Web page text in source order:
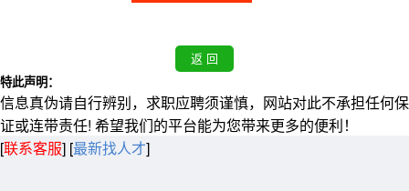
特此声明：
信息真伪请自行辨别，求职应聘须谨慎，网站对此不承担任何保
证或连带责任! 希望我们的平台能为您带来更多的便利！
[联系客服] [最新找人才]